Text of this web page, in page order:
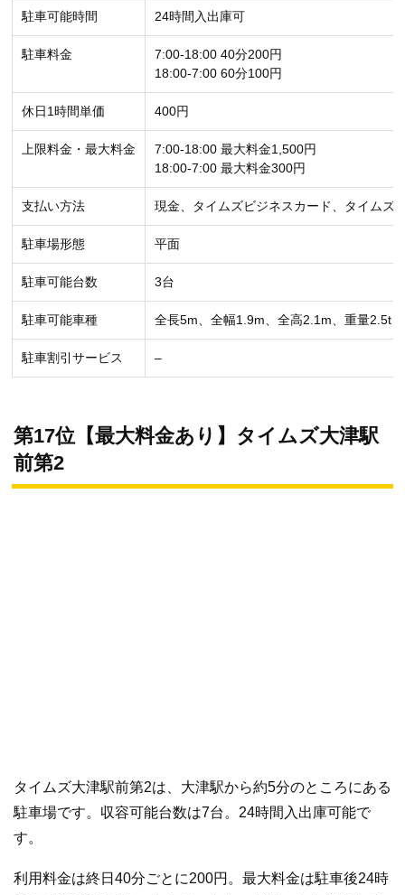
駐車可能時間 24時間入出庫可
駐車料金
7:00-18:00 40分200円
18:00-7:00 60分100円
休日1時間単価 400円
上限料金・最大料金
7:00-18:00 最大料金1,500円
18:00-7:00 最大料金300円
支払い方法 現金、タイムズビジネスカード、タイムズ
駐車場形態 平面
駐車可能台数 3台
駐車可能車種 全長5m、全幅1.9m、全高2.1m、重量2.5t
駐車割引サービス –
第17位【最大料金あり】タイムズ大津駅
前第2
タイムズ大津駅前第2は、大津駅から約5分のところにある
駐車場です。収容可能台数は7台。24時間入出庫可能で
す。
利用料金は終日40分ごとに200円。最大料金は駐車後24時